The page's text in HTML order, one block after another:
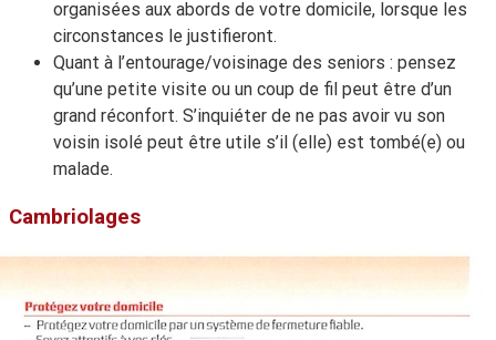
organisées aux abords de votre domicile, lorsque les
circonstances le justifieront.
Quant à l’entourage/voisinage des seniors : pensez
qu’une petite visite ou un coup de fil peut être d’un
grand réconfort. S’inquiéter de ne pas avoir vu son
voisin isolé peut être utile s’il (elle) est tombé(e) ou
malade.
Cambriolages